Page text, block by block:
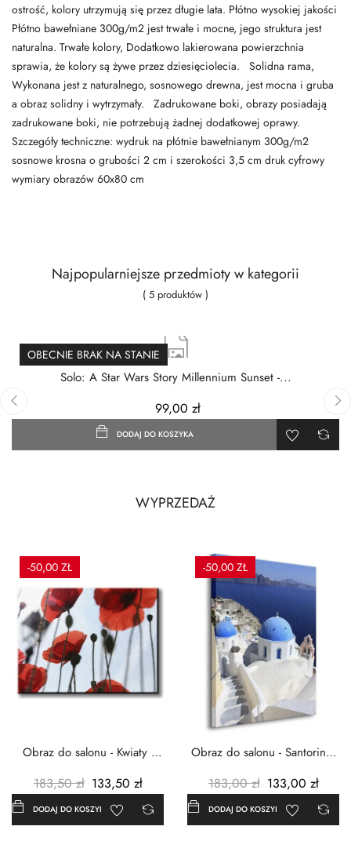
ostrość, kolory utrzymują się przez długie lata. Płótno wysokiej jakości
Płótno bawełniane 300g/m2 jest trwałe i mocne, jego struktura jest
naturalna. Trwałe kolory, Dodatkowo lakierowana powierzchnia
sprawia, że kolory są żywe przez dziesięciolecia. Solidna rama,
Wykonana jest z naturalnego, sosnowego drewna, jest mocna i gruba
a obraz solidny i wytrzymały. Zadrukowane boki, obrazy posiadają
zadrukowane boki, nie potrzebują żadnej dodatkowej oprawy.
Szczegóły techniczne: wydruk na płótnie bawełnianym 300g/m2
sosnowe krosna o grubości 2 cm i szerokości 3,5 cm druk cyfrowy
wymiary obrazów 60x80 cm
Najpopularniejsze przedmioty w kategorii
( 5 produktów )
OBECNIE BRAK NA STANIE
Solo: A Star Wars Story Millennium Sunset -...
99,00 zł
DODAJ DO KOSZYKA
WYPRZEDAŻ
-50,00 ZŁ
Obraz do salonu - Kwiaty -
183,50 zł 133,50 zł
DODAJ DO KOSZYKA
-50,00 ZŁ
Obraz do salonu - Santorini -
183,00 zł 133,00 zł
DODAJ DO KOSZYKA